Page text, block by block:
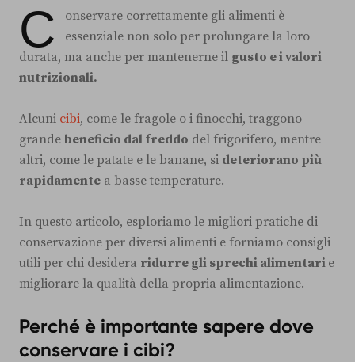
C
onservare correttamente gli alimenti è
essenziale non solo per prolungare la loro
durata, ma anche per mantenerne il gusto e i valori
nutrizionali.
Alcuni cibi, come le fragole o i finocchi, traggono
grande beneficio dal freddo del frigorifero, mentre
altri, come le patate e le banane, si deteriorano più
rapidamente a basse temperature.
In questo articolo, esploriamo le migliori pratiche di
conservazione per diversi alimenti e forniamo consigli
utili per chi desidera ridurre gli sprechi alimentari e
migliorare la qualità della propria alimentazione.
Perché è importante sapere dove
conservare i cibi?